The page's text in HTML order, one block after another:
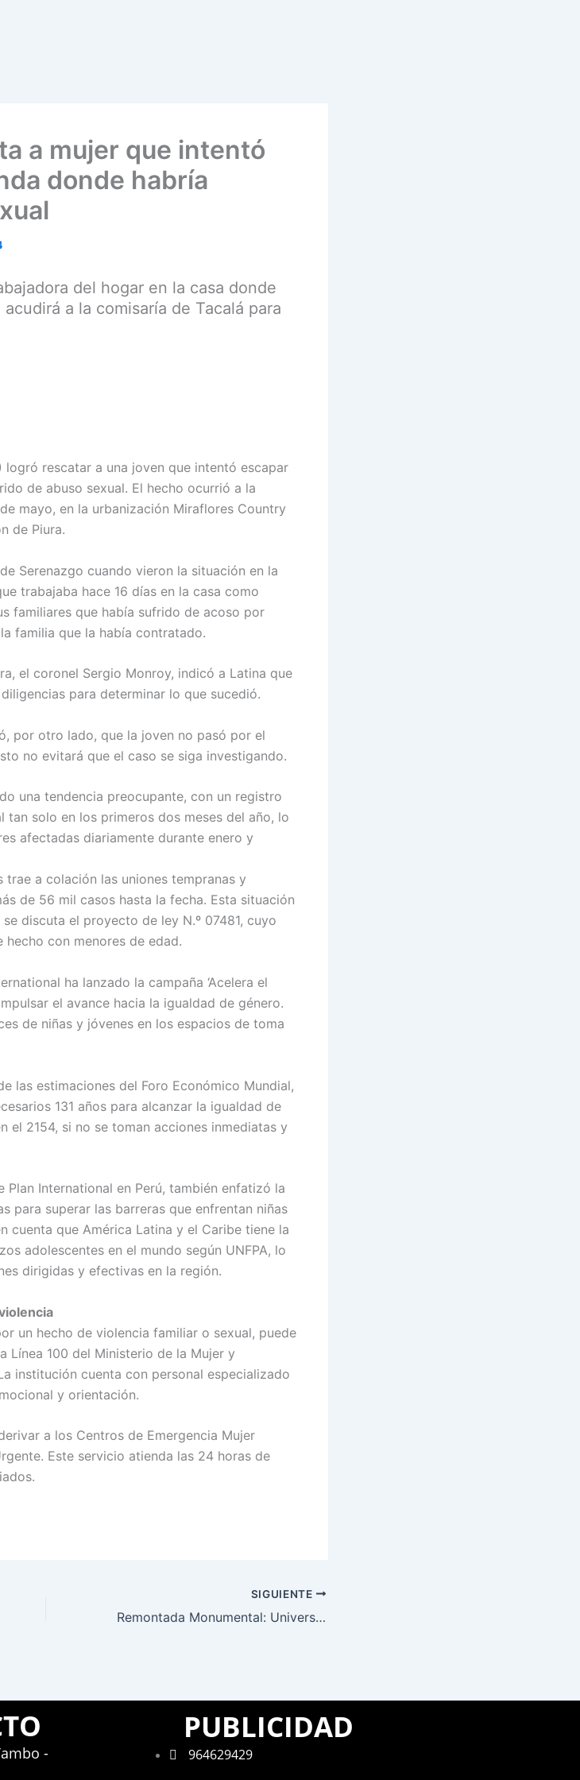
a mujer que intentó
donde habría
del hogar en la casa donde
a la comisaría de Tacalá para
logró rescatar a una joven que intentó escapar
de abuso sexual. El hecho ocurrió a la
mayo, en la urbanización Miraflores Country
de Piura.
Serenazgo cuando vieron la situación en la
trabajaba hace 16 días en la casa como
familiares que había sufrido de acoso por
familia que la había contratado.
el coronel Sergio Monroy, indicó a Latina que
para determinar lo que sucedió.
por otro lado, que la joven no pasó por el
no evitará que el caso se siga investigando.
una tendencia preocupante, con un registro
tan solo en los primeros dos meses del año, lo
afectadas diariamente durante enero y
trae a colación las uniones tempranas y
de 56 mil casos hasta la fecha. Esta situación
discuta el proyecto de ley N.º 07481, cuyo
con menores de edad.
ha lanzado la campaña ‘Acelera el
el avance hacia la igualdad de género.
de niñas y jóvenes en los espacios de toma
las estimaciones del Foro Económico Mundial,
131 años para alcanzar la igualdad de
el 2154, si no se toman acciones inmediatas y
Plan International en Perú, también enfatizó la
para superar las barreras que enfrentan niñas
cuenta que América Latina y el Caribe tiene la
adolescentes en el mundo según UNFPA, lo
dirigidas y efectivas en la región.
un hecho de violencia familiar o sexual, puede
Línea 100 del Ministerio de la Mujer y
institución cuenta con personal especializado
y orientación.
a los Centros de Emergencia Mujer
Este servicio atienda las 24 horas de
SIGUIENTE
Remontada Monumental: Universitario goleó 4-1 a Sporting Cristal y es líder del Torneo Apertura
-
PUBLICIDAD
964629429